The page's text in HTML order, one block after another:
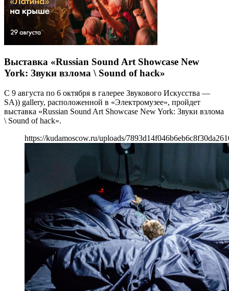
Выставка «Russian Sound Art Showcase New
York: Звуки взлома \ Sound of hack»
С 9 августа по 6 октября в галерее Звукового Искусства —
SA)) gallery, расположенной в «Электромузее», пройдет
выставка «Russian Sound Art Showcase New York: Звуки взлома
\ Sound of hack».
https://kudamoscow.ru/uploads/